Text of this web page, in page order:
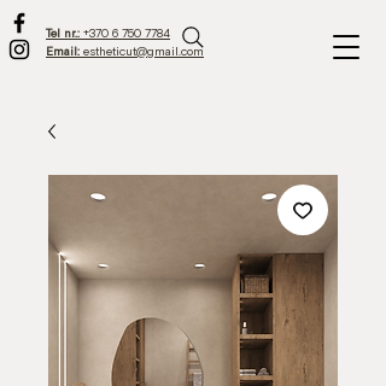
Tel nr.: +370 6 750 7784
Email: estheticut@gmail.com